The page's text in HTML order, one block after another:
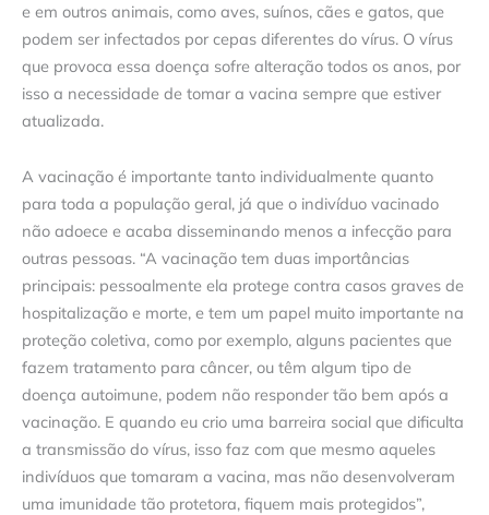
e em outros animais, como aves, suínos, cães e gatos, que
podem ser infectados por cepas diferentes do vírus. O vírus
que provoca essa doença sofre alteração todos os anos, por
isso a necessidade de tomar a vacina sempre que estiver
atualizada.
A vacinação é importante tanto individualmente quanto
para toda a população geral, já que o indivíduo vacinado
não adoece e acaba disseminando menos a infecção para
outras pessoas. “A vacinação tem duas importâncias
principais: pessoalmente ela protege contra casos graves de
hospitalização e morte, e tem um papel muito importante na
proteção coletiva, como por exemplo, alguns pacientes que
fazem tratamento para câncer, ou têm algum tipo de
doença autoimune, podem não responder tão bem após a
vacinação. E quando eu crio uma barreira social que dificulta
a transmissão do vírus, isso faz com que mesmo aqueles
indivíduos que tomaram a vacina, mas não desenvolveram
uma imunidade tão protetora, fiquem mais protegidos”,